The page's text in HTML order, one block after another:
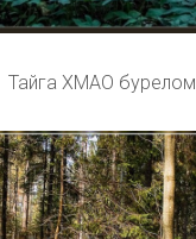
Тайга ХМАО бурелом